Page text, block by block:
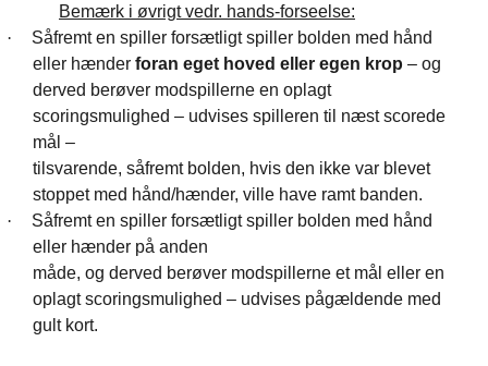
Bemærk i øvrigt vedr. hands-forseelse:
·
Såfremt en spiller forsætligt spiller bolden med hånd
eller hænder foran eget hoved eller egen krop – og
derved berøver modspillerne en oplagt
scoringsmulighed – udvises spilleren til næst scorede
mål –
tilsvarende, såfremt bolden, hvis den ikke var blevet
stoppet med hånd/hænder, ville have ramt banden.
·
Såfremt en spiller forsætligt spiller bolden med hånd
eller hænder på anden
måde, og derved berøver modspillerne et mål eller en
oplagt scoringsmulighed – udvises pågældende med
gult kort.